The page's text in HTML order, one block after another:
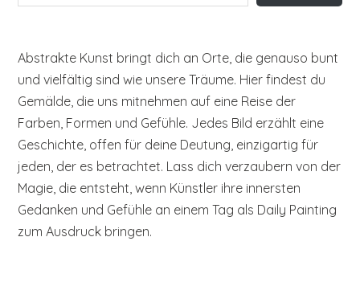
Abstrakte Kunst bringt dich an Orte, die genauso bunt
und vielfältig sind wie unsere Träume. Hier findest du
Gemälde, die uns mitnehmen auf eine Reise der
Farben, Formen und Gefühle. Jedes Bild erzählt eine
Geschichte, offen für deine Deutung, einzigartig für
jeden, der es betrachtet. Lass dich verzaubern von der
Magie, die entsteht, wenn Künstler ihre innersten
Gedanken und Gefühle an einem Tag als Daily Painting
zum Ausdruck bringen.